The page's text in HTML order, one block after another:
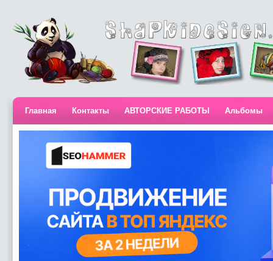
Главная Контакты АВТОРСКИЕ РАБОТЫ Альбомы